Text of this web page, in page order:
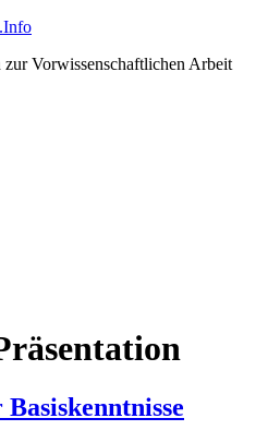
Vorwissenschaftlichen Arbeit